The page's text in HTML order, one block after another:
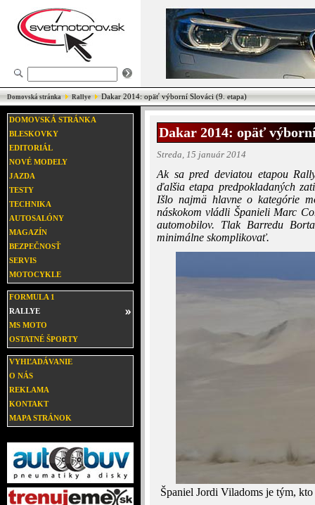
Domovská stránka Rallye Dakar 2014: opäť výborní Slováci (9. etapa)
DOMOVSKÁ STRÁNKA
BLESKOVKY
EDITORIÁL
NOVÉ MODELY
JAZDA
TESTY
TECHNIKA
AUTOSALÓNY
MAGAZÍN
BEZPEČNOSŤ
SERVIS
MOTOCYKLE
FORMULA 1
RALLYE
MS MOTO
OSTATNÉ ŠPORTY
VYHĽADÁVANIE
O NÁS
REKLAMA
KONTAKT
MAPA STRÁNOK
Dakar 2014: opäť
Streda, 15 január 2014
Ak sa pred deviatou etapou
ďalšia etapa predpokladaných
Išlo najmä hlavne o kategórie
náskokom vládli Španieli Marc
automobilov. Tlak Barredu
minimálne skomplikovať.
Španiel Jordi Viladoms je tým,